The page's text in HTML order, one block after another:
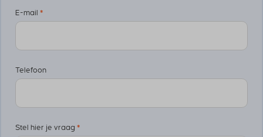
E-mail *
Telefoon
Stel hier je vraag *